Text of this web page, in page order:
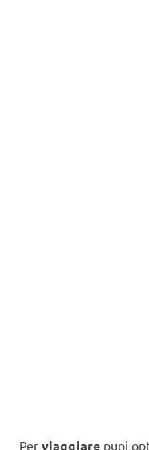
Per viaggiare puoi